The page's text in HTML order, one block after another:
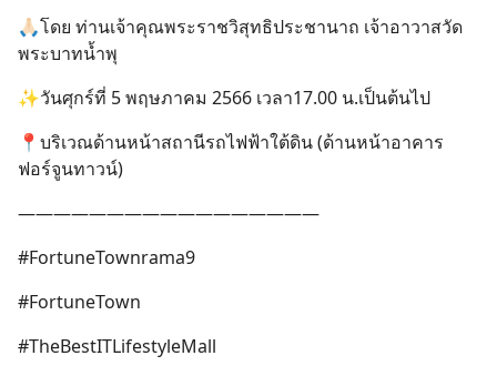
🙏🏻โดย ท่านเจ้าคุณพระราชวิสุทธิประชานาถ เจ้าอาวาสวัด
พระบาทน้ำพุ
✨วันศุกร์ที่ 5 พฤษภาคม 2566 เวลา17.00 น.เป็นต้นไป
📍บริเวณด้านหน้าสถานีรถไฟฟ้าใต้ดิน (ด้านหน้าอาคาร
ฟอร์จูนทาวน์)
—————————————————
#FortuneTownrama9
#FortuneTown
#TheBestITLifestyleMall